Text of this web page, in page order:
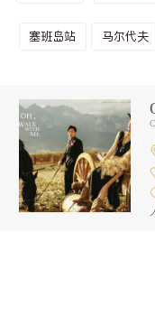
塞班岛站 马尔代夫